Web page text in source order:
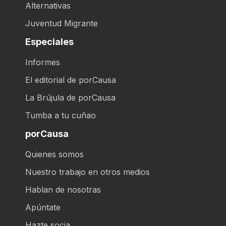
Alternativas
Juventud Migrante
Especiales
Informes
El editorial de porCausa
La Brújula de porCausa
Tumba a tu cuñao
porCausa
Quienes somos
Nuestro trabajo en otros medios
Hablan de nosotras
Apúntate